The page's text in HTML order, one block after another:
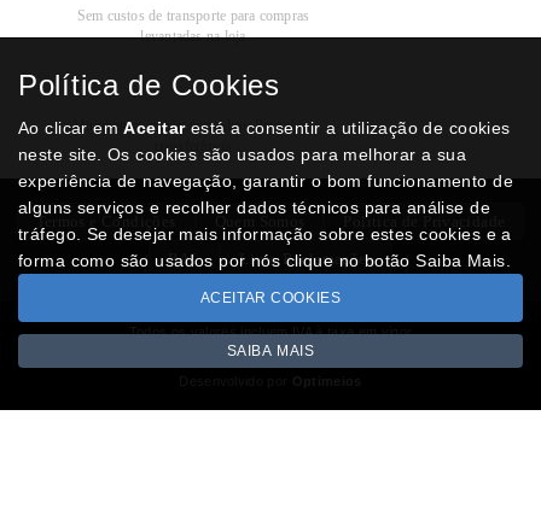
Sem custos de transporte para compras
levantadas na loja
Modos dePagamento
Multibanco, cartão de crédito, Paypal ou
transferência
Termos e Condições Politica de Privacidade
RAL Livro Reclamações
Todos os valores incluem IVA à taxa em vigor
Copyright © NUMISMATICAJA.com 2026
Política de Cookies
Ao clicar emAceitarestá a consentir a utilização de cookies
neste site. Os cookies são usados para melhorar a sua
experiência de navegação, garantir o bom funcionamento de
alguns serviços e recolher dados técnicos para análise de
tráfego. Se desejar mais informação sobre estes cookies e a
forma como são usados por nós clique no botão Saiba Mais.
ACEITAR COOKIES
SAIBA MAIS